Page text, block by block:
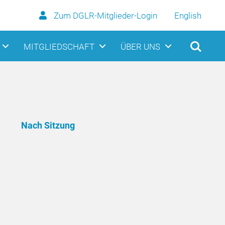
Zum DGLR-Mitglieder-Login English
MITGLIEDSCHAFT ÜBER UNS
Nach Sitzung